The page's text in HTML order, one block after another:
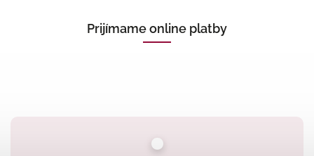
Prijímame online platby